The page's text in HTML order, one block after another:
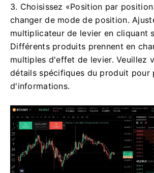
3. Choisissez «Position par
changer de mode de position.
multiplicateur de levier en cliquant
Différents produits prennent en
multiples d'effet de levier. Veuillez
détails spécifiques du produit pour
d'informations.